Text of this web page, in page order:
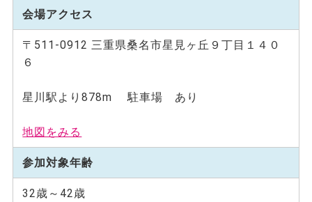
会場アクセス
〒511-0912 三重県桑名市星見ヶ丘９丁目１４０
６
星川駅より878m 駐車場 あり
地図をみる
参加対象年齢
32歳～42歳